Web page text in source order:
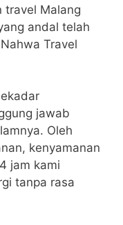
travel Malang
andal telah
Travel
jawab
Oleh
kenyamanan
jam kami
tanpa rasa